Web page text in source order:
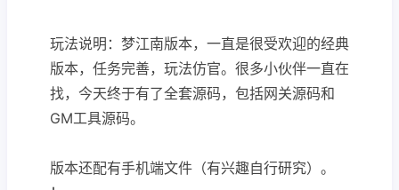
玩法说明：梦江南版本，一直是很受欢迎的经典
版本，任务完善，玩法仿官。很多小伙伴一直在
找，今天终于有了全套源码，包括网关源码和
GM工具源码。
版本还配有手机端文件（有兴趣自行研究）。